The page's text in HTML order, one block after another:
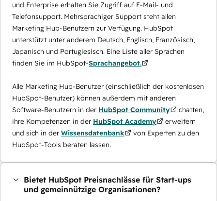
und Enterprise erhalten Sie Zugriff auf E-Mail- und
Telefonsupport. Mehrsprachiger Support steht allen
Marketing Hub-Benutzern zur Verfügung. HubSpot
unterstützt unter anderem Deutsch, Englisch, Französisch,
Japanisch und Portugiesisch. Eine Liste aller Sprachen
finden Sie im HubSpot-Sprachangebot.
Alle Marketing Hub-Benutzer (einschließlich der kostenlosen
HubSpot-Benutzer) können außerdem mit anderen
Software-Benutzern in der HubSpot Community
chatten,
ihre Kompetenzen in der HubSpot Academy
erweitern
und sich in der Wissensdatenbank
von Experten zu den
HubSpot-Tools beraten lassen.
Bietet HubSpot Preisnachlässe für Start-ups
und gemeinnützige Organisationen?